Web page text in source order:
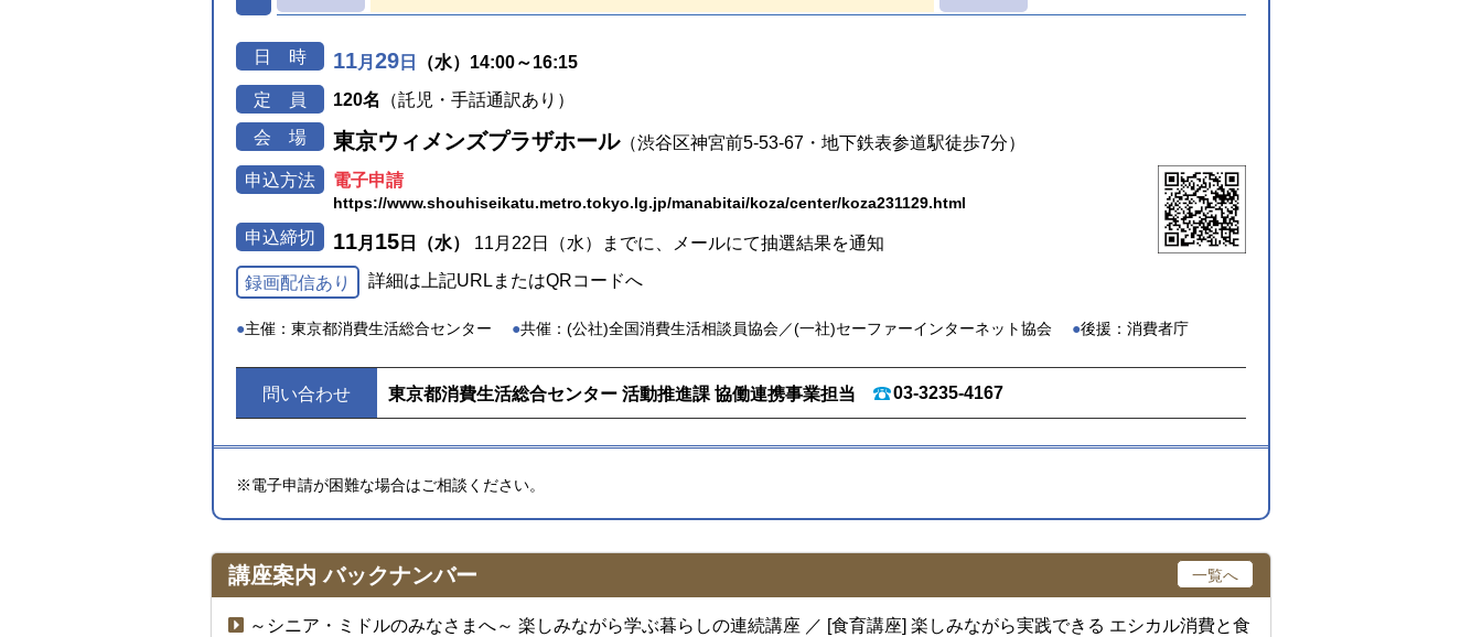
日 時 11月 29 日
（水）14:00～16:15
定
員 120名
（託児・手話通訳あり）
会 場 東京ウィメンズプラザホール（渋谷区神宮前5-53-67・地下鉄表参道駅徒歩7分）
申込方法
電子申請
https://www.shouhiseikatu.metro.tokyo.lg.jp/manabitai/koza/center/koza231129.html
申込締切 11月 15 日（水） 11月22日（水）までに、メールにて抽選結果を通知
録画配信あり 詳細は上記URLまたはQRコードへ
主催：東京都消費生活総合センター 共催：(公社)全国消費生活相談員協会／(一社)セーファーインターネット協会 後援：消費者庁
問い合わせ 東京都消費生活総合センター 活動推進課 協働連携事業担当 03-3235-4167
※電子申請が困難な場合はご相談ください。
講座案内バックナンバー 一覧へ
～シニア・ミドルのみなさまへ～ 楽しみながら学ぶ暮らしの連続講座 ／ [食育講座] 楽しみながら実践できる エシカル消費と食